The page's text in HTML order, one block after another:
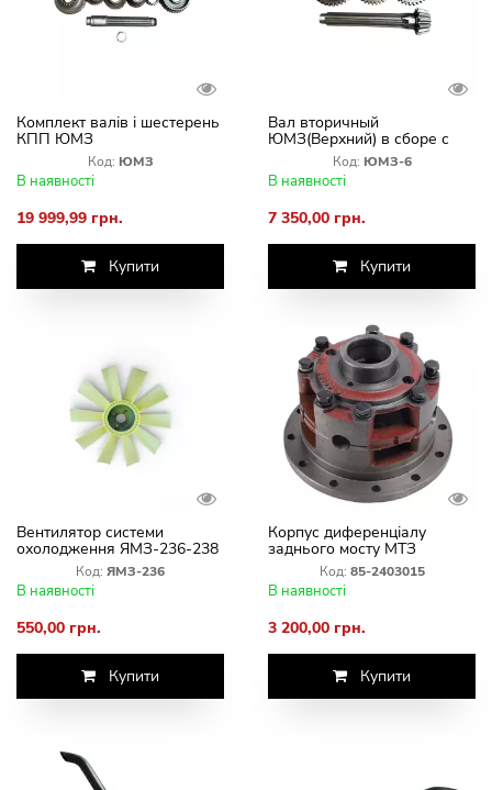
Комплект валів і шестерень
КПП ЮМЗ
Код: ЮМЗ
В наявності
19 999,99 грн.
Купити
Вал вторичный
ЮМЗ(Верхний) в сборе с
шестернями
Код: ЮМЗ-6
В наявності
7 350,00 грн.
Купити
Вентилятор системи
охолодження ЯМЗ-236-238
( Пластик 10 лопатей)
Код: ЯМЗ-236
В наявності
550,00 грн.
Купити
Корпус диференціалу
заднього мосту МТЗ
Код: 85-2403015
В наявності
3 200,00 грн.
Купити